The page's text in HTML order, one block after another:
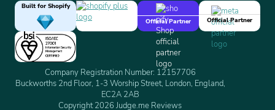
Built for Shopify
Official Partner
Official Partner
Company Registration Number: 12157706
Buckworths 2nd Floor, 1-3 Worship Street, London, England,
EC2A 2AB
Copyright 2026 Judge.me Reviews